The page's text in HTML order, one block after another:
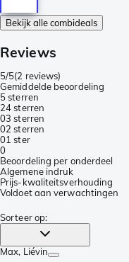
Bekijk alle combideals
Reviews
5/5(2 reviews)
Gemiddelde beoordeling
5 sterren
24 sterren
03 sterren
02 sterren
01 ster
0
Beoordeling per onderdeel
Algemene indruk
Prijs-kwaliteitsverhouding
Voldoet aan verwachtingen
Sorteer op:
Max, Liévin